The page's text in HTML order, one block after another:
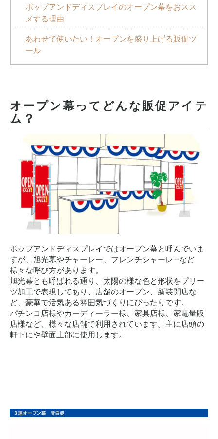
ポップアンドディスプレイのオープン幕をおスス
メする理由
あわせて使いたい！オープンを盛り上げる販促ツ
ール
オープン幕ってどんな販促アイテ
ム？
ポップアンドディスプレイではオープン幕と呼んでいま
すが、旭光幕やチャーレー、フレンチシャーレ―など
様々な呼び方があります。
旭光幕とも呼ばれる通り、太陽の様な色と形状をプリー
ツ加工で表現してあり、店舗のオープン、新装開店な
ど、豪華で活気ある雰囲気づくりにぴったりです。
パチンコ店様やカーディーラー様、家具店様、家電量販
店様など、様々な店舗で利用されています。主に店頭の
軒下にや壁面上部に使用します。